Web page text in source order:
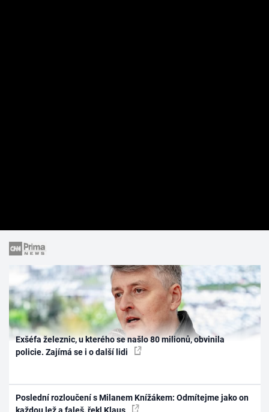
Exšéfa železnic, u kterého se našlo 80 milionů, obvinila
policie. Zajímá se i o další lidi
Poslední rozloučení s Milanem Knížákem: Odmítejme jako on